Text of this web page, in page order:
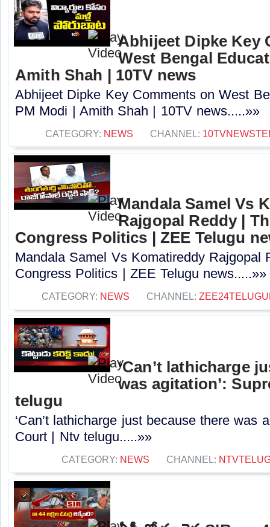
Abhijeet Dipke Key
West Bengal
Amith Shah | 10TV news
Abhijeet Dipke Key Comments on West
PM Modi | Amith Shah | 10TV news.....»»
CATEGORY: NEWS CHANNEL:
Mandala Samel Vs
Rajgopal Reddy |
Congress Politics | ZEE Telugu
Mandala Samel Vs Komatireddy Rajgopal
Congress Politics | ZEE Telugu news.....»»
CATEGORY: NEWS CHANNEL:
‘Can’t lathicharge
was agitation’:
telugu
‘Can’t lathicharge just because there was
Court | Ntv telugu.....»»
CATEGORY: NEWS CHANNEL: